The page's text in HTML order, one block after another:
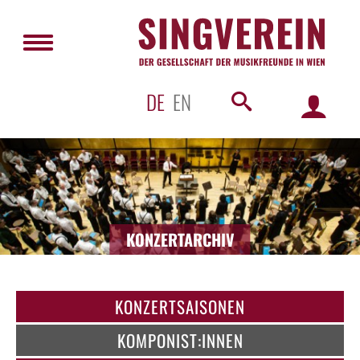
DE EN
KONZERTARCHIV
KONZERTSAISONEN
KOMPONIST:INNEN